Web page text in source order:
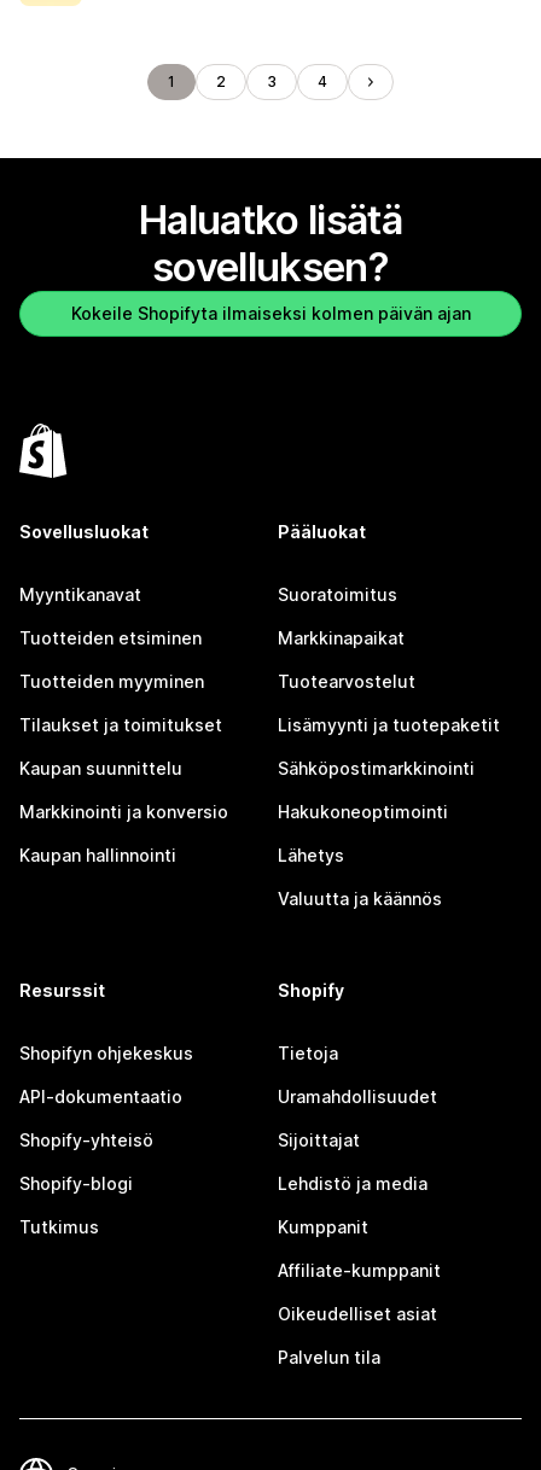
1 2 3 4
Haluatko lisätä
sovelluksen?
Kokeile Shopifyta ilmaiseksi kolmen päivän ajan
Sovellusluokat
Myyntikanavat
Tuotteiden etsiminen
Tuotteiden myyminen
Tilaukset ja toimitukset
Kaupan suunnittelu
Markkinointi ja konversio
Kaupan hallinnointi
Pääluokat
Suoratoimitus
Markkinapaikat
Tuotearvostelut
Lisämyynti ja tuotepaketit
Sähköpostimarkkinointi
Hakukoneoptimointi
Lähetys
Valuutta ja käännös
Resurssit
Shopifyn ohjekeskus
API-dokumentaatio
Shopify-yhteisö
Shopify-blogi
Tutkimus
Shopify
Tietoja
Uramahdollisuudet
Sijoittajat
Lehdistö ja media
Kumppanit
Affiliate-kumppanit
Oikeudelliset asiat
Palvelun tila